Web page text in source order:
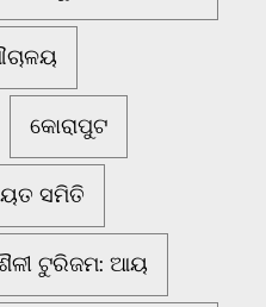
କୋରାପୁଟ
ସମିତି
ଟୁରିଜମ: ଆୟ